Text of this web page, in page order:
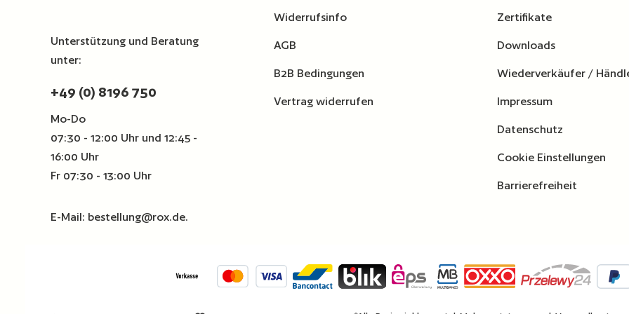
Unterstützung und Beratung
unter:
+49 (0) 8196 750
Mo-Do
07:30 - 12:00 Uhr und 12:45 -
16:00 Uhr
Fr 07:30 - 13:00 Uhr
E-Mail: bestellung@rox.de.
Widerrufsinfo
AGB
B2B Bedingungen
Vertrag widerrufen
Zertifikate
Downloads
Wiederverkäufer /
Impressum
Datenschutz
Cookie Einstellungen
Barrierefreiheit